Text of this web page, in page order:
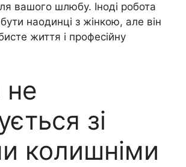
вашого шлюбу. Іноді робота
наодинці з жінкою, але він
життя і професійну
не
зі
колишніми